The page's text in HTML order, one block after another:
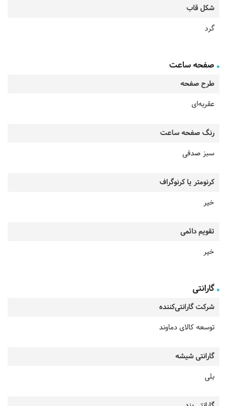
شکل قاب
گرد
صفحه ساعت
طرح صفحه
عقربه‌ای
رنگ صفحه ساعت
سبز صدفی
کرنومتر یا کرنوگراف
خیر
تقویم دائمی
خیر
گارانتی
شرکت گارانتی‌کننده
توسعه کالای دماوند
گارانتی شیشه
بلی